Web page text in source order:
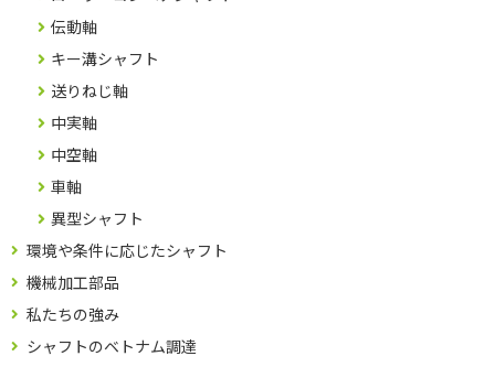
伝動軸
キー溝シャフト
送りねじ軸
中実軸
中空軸
車軸
異型シャフト
環境や条件に応じたシャフト
機械加工部品
私たちの強み
シャフトのベトナム調達